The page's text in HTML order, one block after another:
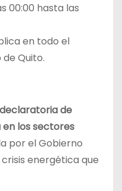
00:00 hasta las
en todo el
Quito.
declaratoria de
los sectores
por el Gobierno
energética que